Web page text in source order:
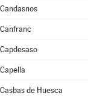
Candasnos
Canfranc
Capdesaso
Capella
Casbas de Huesca